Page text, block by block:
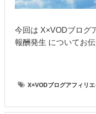
今回は X×VODブログ
報酬発生 についてお
X×VODブログアフィリエ